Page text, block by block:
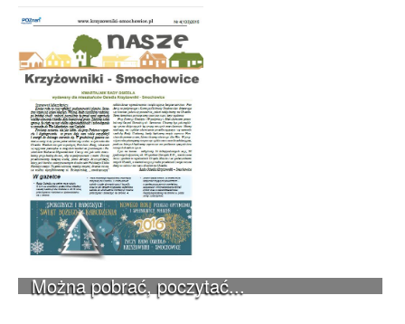
Można pobrać, poczytać...